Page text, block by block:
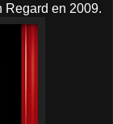
Regard en 2009.